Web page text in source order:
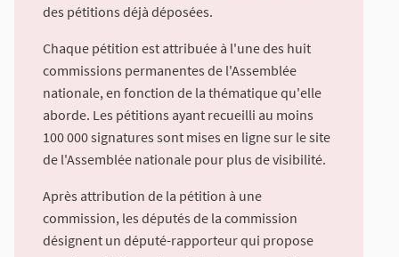
des pétitions déjà déposées.
Chaque pétition est attribuée à l'une des huit
commissions permanentes de l'Assemblée
nationale, en fonction de la thématique qu'elle
aborde. Les pétitions ayant recueilli au moins
100 000 signatures sont mises en ligne sur le site
de l'Assemblée nationale pour plus de visibilité.
Après attribution de la pétition à une
commission, les députés de la commission
désignent un député-rapporteur qui propose